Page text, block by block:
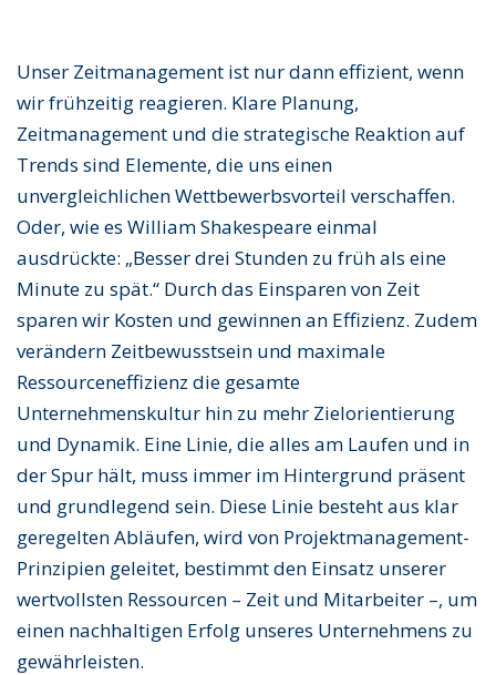
Unser Zeitmanagement ist nur dann effizient, wenn
wir frühzeitig reagieren. Klare Planung,
Zeitmanagement und die strategische Reaktion auf
Trends sind Elemente, die uns einen
unvergleichlichen Wettbewerbsvorteil verschaffen.
Oder, wie es William Shakespeare einmal
ausdrückte: „Besser drei Stunden zu früh als eine
Minute zu spät.“ Durch das Einsparen von Zeit
sparen wir Kosten und gewinnen an Effizienz. Zudem
verändern Zeitbewusstsein und maximale
Ressourceneffizienz die gesamte
Unternehmenskultur hin zu mehr Zielorientierung
und Dynamik. Eine Linie, die alles am Laufen und in
der Spur hält, muss immer im Hintergrund präsent
und grundlegend sein. Diese Linie besteht aus klar
geregelten Abläufen, wird von Projektmanagement-
Prinzipien geleitet, bestimmt den Einsatz unserer
wertvollsten Ressourcen – Zeit und Mitarbeiter –, um
einen nachhaltigen Erfolg unseres Unternehmens zu
gewährleisten.